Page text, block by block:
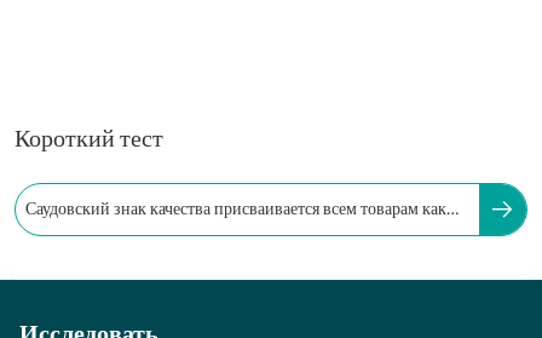
Короткий тест
Саудовский знак качества присваивается всем товарам как